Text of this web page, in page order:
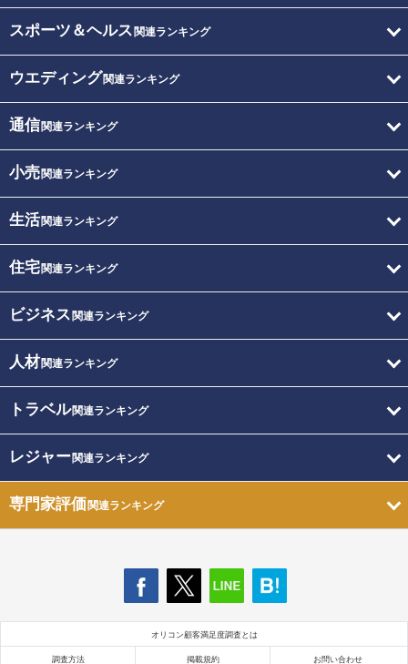
スポーツ＆ヘルス 関連ランキング
ウエディング関連ランキング
通信関連ランキング
小売関連ランキング
生活関連ランキング
住宅関連ランキング
ビジネス 関連ランキング
人材関連ランキング
トラベル関連ランキング
レジャー関連ランキング
専門家評価関連ランキング
オリコン顧客満足度調査とは
調査方法 掲載規約 お問い合わせ